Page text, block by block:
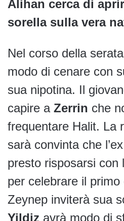
Alihan cerca di
sorella sulla vera
Nel corso della serata
modo di cenare con
sua nipotina. Il
capire a Zerrin che
frequentare Halit. La
sarà convinta che
presto risposarsi con
per celebrare il
Zeynep inviterà sua
Yildiz avrà modo di